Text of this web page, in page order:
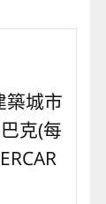
築城市
克(每